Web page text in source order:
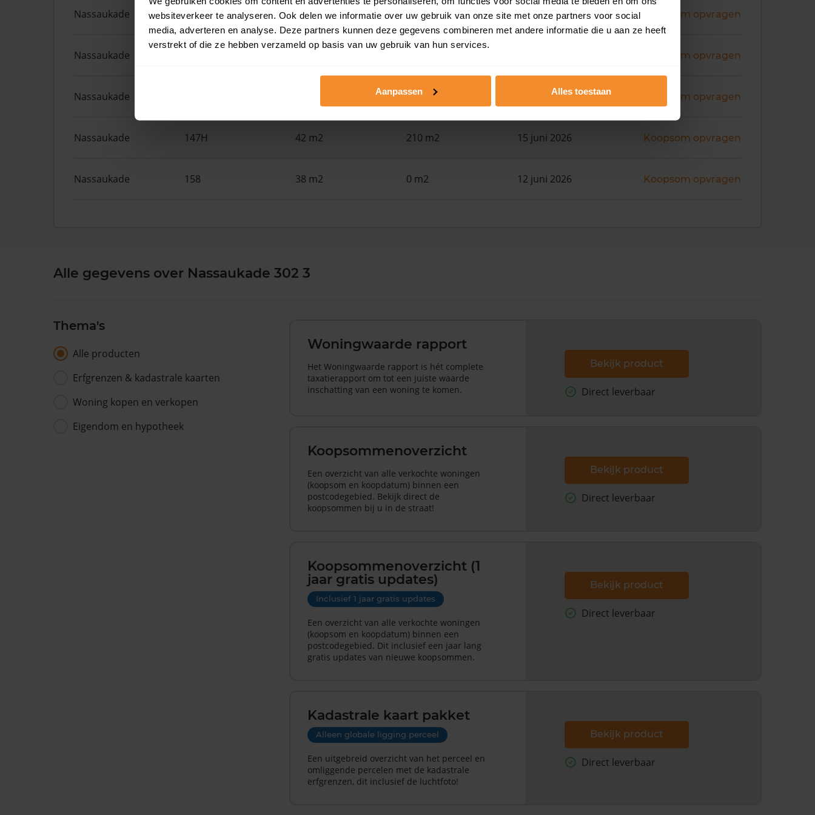
websiteverkeer te analyseren. Ook delen we informatie over uw gebruik van onze site met onze partners voor social
media, adverteren en analyse. Deze partners kunnen deze gegevens combineren met andere informatie die u aan ze heeft
verstrekt of die ze hebben verzameld op basis van uw gebruik van hun services.
Aanpassen Alles toestaan
Nassaukade 161F 39 m2 194 m2 29 juni 2026 Koopsom opvragen
Nassaukade Koopsom opvragen
Nassaukade 194 m2 18 juni 2026 Koopsom opvragen
Nassaukade 147H 42 m2 210 m2 15 juni 2026 Koopsom opvragen
Nassaukade 158 38 m2 0 m2 12 juni 2026 Koopsom opvragen
Alle gegevens over Nassaukade 302 3
Thema's
Alle producten
Erfgrenzen & kadastrale kaarten
Woning kopen en verkopen
Eigendom en hypotheek
Woningwaarde rapport
Het Woningwaarde rapport is hét complete
taxatierapport om tot een juiste waarde
inschatting van een woning te komen.
Bekijk product
Direct leverbaar
Koopsommenoverzicht
Een overzicht van alle verkochte woningen
(koopsom en koopdatum) binnen een
postcodegebied. Bekijk direct de
koopsommen bij u in de straat!
Bekijk product
Direct leverbaar
Koopsommenoverzicht (1
jaar gratis updates)
Inclusief 1 jaar gratis updates
Een overzicht van alle verkochte woningen
(koopsom en koopdatum) binnen een
postcodegebied. Dit inclusief een jaar lang
gratis updates van nieuwe koopsommen.
Bekijk product
Direct leverbaar
Kadastrale kaart pakket
Alleen globale ligging perceel
Een uitgebreid overzicht van het perceel en
omliggende percelen met de kadastrale
erfgrenzen, dit inclusief de luchtfoto!
Bekijk product
Direct leverbaar